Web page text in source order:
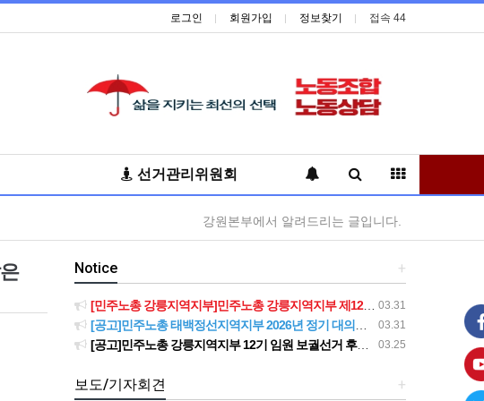
로그인 회원가입 정보찾기 접속 44
선거관리위원회
강원본부에서 알려드리는 글입니다.
+
Notice
03.31
[민주노총 강릉지역지부]민주노총 강릉지역지부 제12기 임원 보궐선거결과 공고
03.31
[공고]민주노총 태백정선지역지부 2026년 정기 대의원대회 재소집 건
03.25
[공고]민주노총 강릉지역지부 12기 임원 보궐선거 후보자 확정 공고
+
보도/기자회견